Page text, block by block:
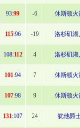
93:99 -6 休斯顿火
115:96 -19 洛杉矶湖
108:112 4 洛杉矶湖
101:94 7 休斯顿火
107:98 9 休斯顿火
131:107 24 犹他爵